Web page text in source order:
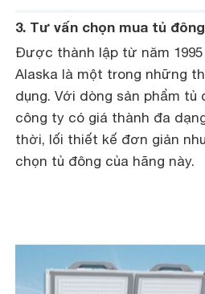
3. Tư vấn chọn mua tủ đông
Được thành lập từ năm
Alaska là một trong những
dụng. Với dòng sản phẩm
công ty có giá thành đa
thời, lối thiết kế đơn giản
chọn tủ đông của hãng này.